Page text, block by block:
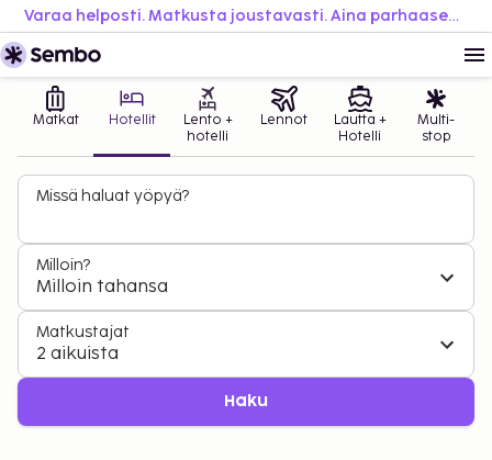
Varaa helposti. Matkusta joustavasti. Aina parhaaseen hintaan.
Matkat Hotellit
Lento +
hotelli
Lennot
Lautta +
Hotelli
Multi-
stop
Missä haluat yöpyä?
Milloin?
Milloin tahansa
Matkustajat
2 aikuista
Haku